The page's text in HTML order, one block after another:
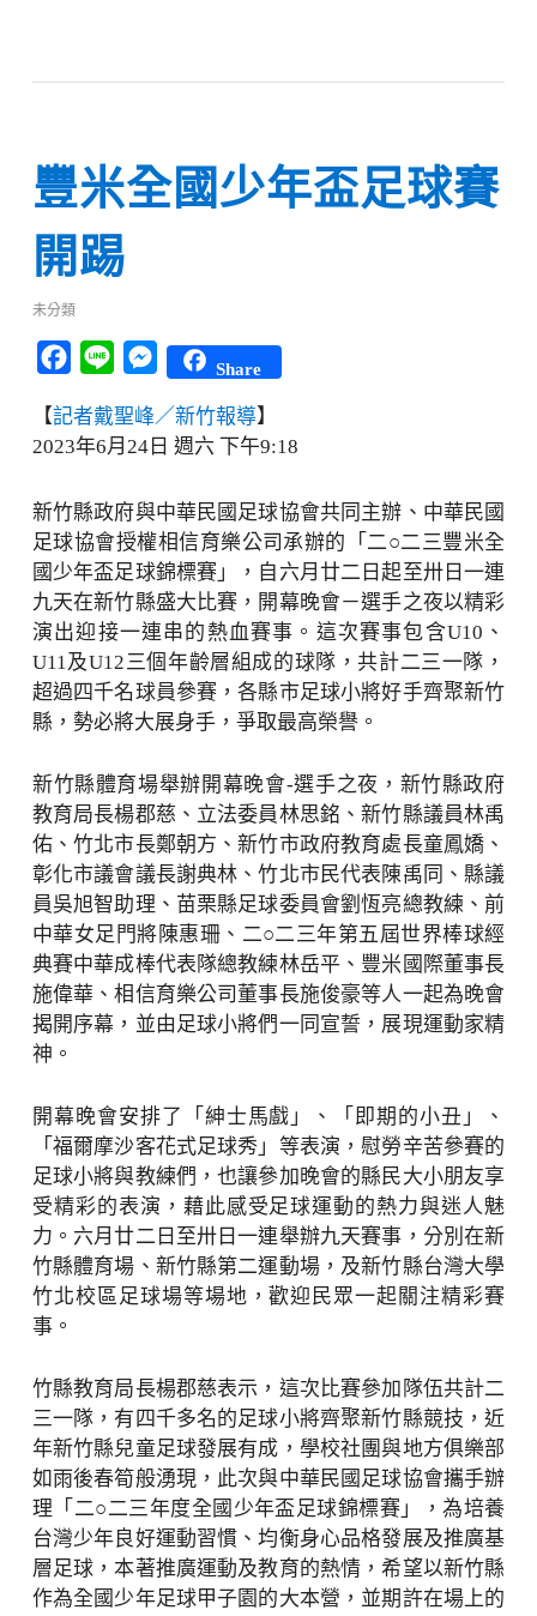
豐米全國少年盃足球賽
開踢
未分類
Facebook
Line Messenger
Share
【記者戴聖峰／新竹報導】
2023年6月24日 週六 下午9:18
新竹縣政府與中華民國足球協會共同主辦、中華民國
足球協會授權相信育樂公司承辦的「二○二三豐米全
國少年盃足球錦標賽」，自六月廿二日起至卅日一連
九天在新竹縣盛大比賽，開幕晚會－選手之夜以精彩
演出迎接一連串的熱血賽事。這次賽事包含U10、
U11及U12三個年齡層組成的球隊，共計二三一隊，
超過四千名球員參賽，各縣市足球小將好手齊聚新竹
縣，勢必將大展身手，爭取最高榮譽。
新竹縣體育場舉辦開幕晚會-選手之夜，新竹縣政府
教育局長楊郡慈、立法委員林思銘、新竹縣議員林禹
佑、竹北市長鄭朝方、新竹市政府教育處長童鳳嬌、
彰化市議會議長謝典林、竹北市民代表陳禹同、縣議
員吳旭智助理、苗栗縣足球委員會劉恆亮總教練、前
中華女足門將陳惠珊、二○二三年第五屆世界棒球經
典賽中華成棒代表隊總教練林岳平、豐米國際董事長
施偉華、相信育樂公司董事長施俊豪等人一起為晚會
揭開序幕，並由足球小將們一同宣誓，展現運動家精
神。
開幕晚會安排了「紳士馬戲」、「即期的小丑」、
「福爾摩沙客花式足球秀」等表演，慰勞辛苦參賽的
足球小將與教練們，也讓參加晚會的縣民大小朋友享
受精彩的表演，藉此感受足球運動的熱力與迷人魅
力。六月廿二日至卅日一連舉辦九天賽事，分別在新
竹縣體育場、新竹縣第二運動場，及新竹縣台灣大學
竹北校區足球場等場地，歡迎民眾一起關注精彩賽
事。
竹縣教育局長楊郡慈表示，這次比賽參加隊伍共計二
三一隊，有四千多名的足球小將齊聚新竹縣競技，近
年新竹縣兒童足球發展有成，學校社團與地方俱樂部
如雨後春筍般湧現，此次與中華民國足球協會攜手辦
理「二○二三年度全國少年盃足球錦標賽」，為培養
台灣少年良好運動習慣、均衡身心品格發展及推廣基
層足球，本著推廣運動及教育的熱情，希望以新竹縣
作為全國少年足球甲子園的大本營，並期許在場上的